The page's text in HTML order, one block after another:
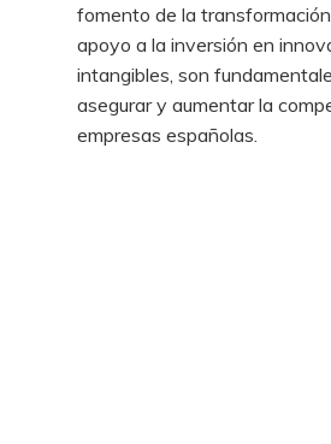
fomento de la
apoyo a la inversión en
intangibles, son
asegurar y aumentar la
empresas españolas.